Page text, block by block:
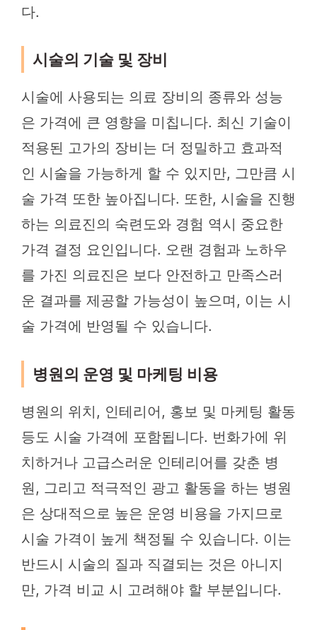
다.
시술의 기술 및 장비
시술에 사용되는 의료 장비의 종류와 성능
은 가격에 큰 영향을 미칩니다. 최신 기술이
적용된 고가의 장비는 더 정밀하고 효과적
인 시술을 가능하게 할 수 있지만, 그만큼 시
술 가격 또한 높아집니다. 또한, 시술을 진행
하는 의료진의 숙련도와 경험 역시 중요한
가격 결정 요인입니다. 오랜 경험과 노하우
를 가진 의료진은 보다 안전하고 만족스러
운 결과를 제공할 가능성이 높으며, 이는 시
술 가격에 반영될 수 있습니다.
병원의 운영 및 마케팅 비용
병원의 위치, 인테리어, 홍보 및 마케팅 활동
등도 시술 가격에 포함됩니다. 번화가에 위
치하거나 고급스러운 인테리어를 갖춘 병
원, 그리고 적극적인 광고 활동을 하는 병원
은 상대적으로 높은 운영 비용을 가지므로
시술 가격이 높게 책정될 수 있습니다. 이는
반드시 시술의 질과 직결되는 것은 아니지
만, 가격 비교 시 고려해야 할 부분입니다.